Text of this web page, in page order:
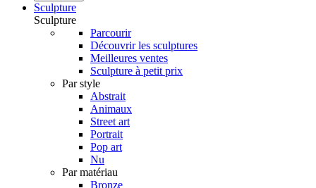
Sculpture
Sculpture
Parcourir
Découvrir les sculptures
Meilleures ventes
Sculpture à petit prix
Par style
Abstrait
Animaux
Street art
Portrait
Pop art
Nu
Par matériau
Bronze